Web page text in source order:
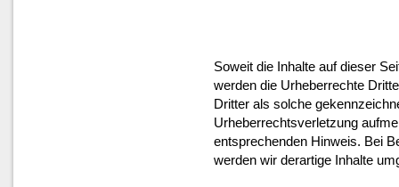
Soweit die Inhalte auf dieser
werden die Urheberrechte
Dritter als solche
Urheberrechtsverletzung
entsprechenden Hinweis. Bei
werden wir derartige Inhalte